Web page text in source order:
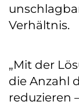
Verhältnis.
„Mit der
die Anzahl
reduzieren